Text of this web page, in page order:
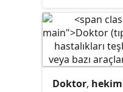
mentor,
öğrencilere
Doktor, hekim